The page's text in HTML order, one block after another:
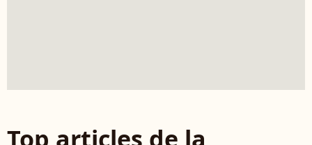
Top articles de la